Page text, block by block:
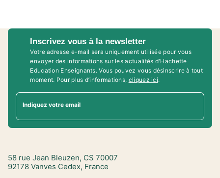
Inscrivez vous à la newsletter
Votre adresse e-mail sera uniquement utilisée pour vous
envoyer des informations sur les actualités d'Hachette
Education Enseignants. Vous pouvez vous désinscrire à tout
moment. Pour plus d’informations, cliquez ici.
Indiquez votre email
58 rue Jean Bleuzen, CS 70007
92178 Vanves Cedex, France